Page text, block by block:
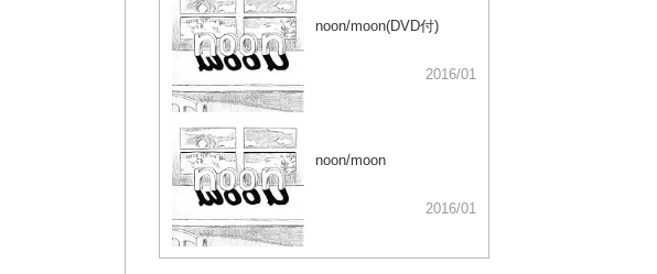
noon/moon(DVD付)
2016/01
noon/moon
2016/01